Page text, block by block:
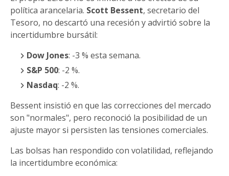
política arancelaria. Scott Bessent, secretario del
Tesoro, no descartó una recesión y advirtió sobre la
incertidumbre bursátil:
Dow Jones: -3 % esta semana.
S&P 500: -2 %.
Nasdaq: -2 %.
Bessent insistió en que las correcciones del mercado
son "normales", pero reconoció la posibilidad de un
ajuste mayor si persisten las tensiones comerciales.
Las bolsas han respondido con volatilidad, reflejando
la incertidumbre económica: